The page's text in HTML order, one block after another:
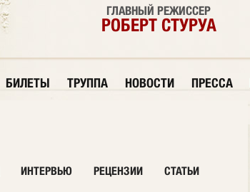
ГЛАВНЫЙ РЕЖИССЕР
РОБЕРТ СТУРУА
БИЛЕТЫ ТРУППА НОВОСТИ ПРЕССА
ИНТЕРВЬЮ РЕЦЕНЗИИ СТАТЬИ